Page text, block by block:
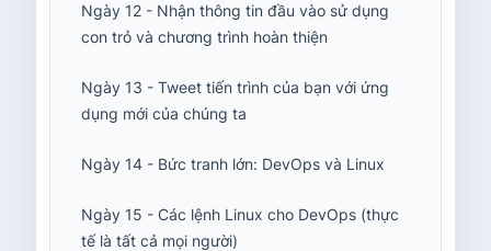
Ngày 12 - Nhận thông tin đầu vào sử dụng
con trỏ và chương trình hoàn thiện
Ngày 13 - Tweet tiến trình của bạn với ứng
dụng mới của chúng ta
Ngày 14 - Bức tranh lớn: DevOps và Linux
Ngày 15 - Các lệnh Linux cho DevOps (thực
tế là tất cả mọi người)